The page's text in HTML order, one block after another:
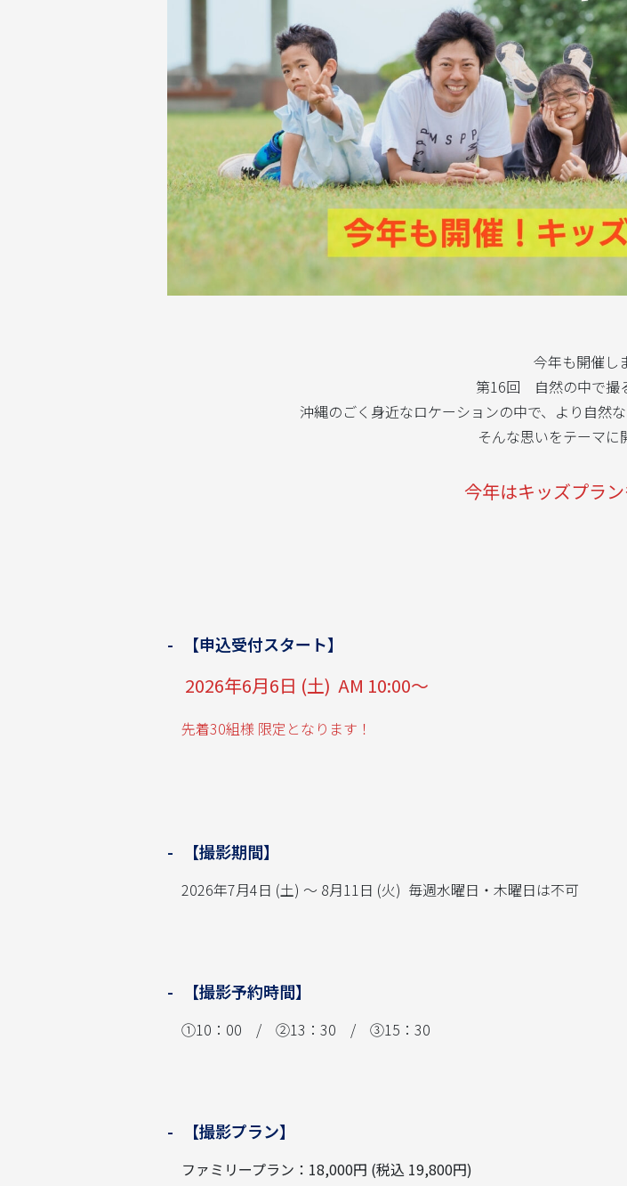
今年も開催し
第16回 自然の中で撮
沖縄のごく身近なロケーションの中で、より自
そんな思いをテーマに
今年はキッズプラ
【申込受付スタート】
2026年6月6日 (土) AM 10:00～
先着30組様 限定となります！
【撮影期間】
2026年7月4日 (土) ～ 8月11日 (火) 毎週水曜日・木曜日は不可
【撮影予約時間】
①10：00 / ②13：30 / ③15：30
【撮影プラン】
ファミリープラン：18,000円 (税込 19,800円)